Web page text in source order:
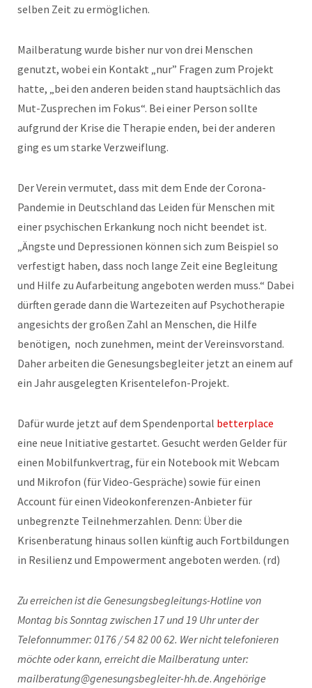
selben Zeit zu ermöglichen.
Mailberatung wurde bisher nur von drei Menschen
genutzt, wobei ein Kontakt „nur” Fragen zum Projekt
hatte, „bei den anderen beiden stand hauptsächlich das
Mut-Zusprechen im Fokus“. Bei einer Person sollte
aufgrund der Krise die Therapie enden, bei der anderen
ging es um starke Verzweiflung.
Der Verein vermutet, dass mit dem Ende der Corona-
Pandemie in Deutschland das Leiden für Menschen mit
einer psychischen Erkankung noch nicht beendet ist.
„Ängste und Depressionen können sich zum Beispiel so
verfestigt haben, dass noch lange Zeit eine Begleitung
und Hilfe zu Aufarbeitung angeboten werden muss.“ Dabei
dürften gerade dann die Wartezeiten auf Psychotherapie
angesichts der großen Zahl an Menschen, die Hilfe
benötigen, noch zunehmen, meint der Vereinsvorstand.
Daher arbeiten die Genesungsbegleiter jetzt an einem auf
ein Jahr ausgelegten Krisentelefon-Projekt.
Dafür wurde jetzt auf dem Spendenportal betterplace
eine neue Initiative gestartet. Gesucht werden Gelder für
einen Mobilfunkvertrag, für ein Notebook mit Webcam
und Mikrofon (für Video-Gespräche) sowie für einen
Account für einen Videokonferenzen-Anbieter für
unbegrenzte Teilnehmerzahlen. Denn: Über die
Krisenberatung hinaus sollen künftig auch Fortbildungen
in Resilienz und Empowerment angeboten werden. (rd)
Zu erreichen ist die Genesungsbegleitungs-Hotline von
Montag bis Sonntag zwischen 17 und 19 Uhr unter der
Telefonnummer: 0176 / 54 82 00 62. Wer nicht telefonieren
möchte oder kann, erreicht die Mailberatung unter:
mailberatung@genesungsbegleiter-hh.de. Angehörige